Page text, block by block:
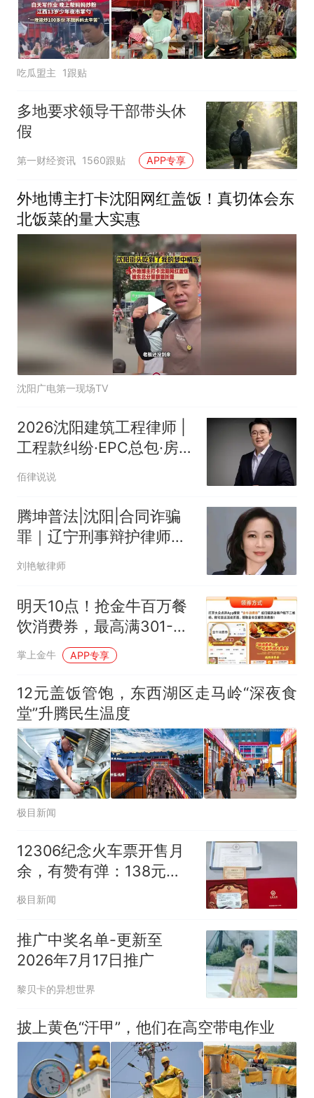
吃瓜盟主 1跟贴
多地要求领导干部带头休
假
第一财经资讯 1560跟贴 APP专享
外地博主打卡沈阳网红盖饭！真切体会东
北饭菜的量大实惠
沈阳广电第一现场TV
2026沈阳建筑工程律师 |
工程款纠纷·EPC总包·房
企破产维权——记辽宁同
韩莹律师
佰律说说
腾坤普法|沈阳|合同诈骗
罪｜辽宁刑事辩护律师刘
艳敏主任解析并购估值造
刘艳敏律师
明天10点！抢金牛百万餐
饮消费券，最高满301-
300！
掌上金牛 APP专享
12元盖饭管饱，东西湖区走马岭“深夜食
堂”升腾民生温度
极目新闻
12306纪念火车票开售月
余，有赞有弹：138元一
张的“黄金火车票”你会买
极目新闻
推广中奖名单-更新至
2026年7月17日推广
黎贝卡的异想世界
披上黄色“汗甲”，他们在高空带电作业